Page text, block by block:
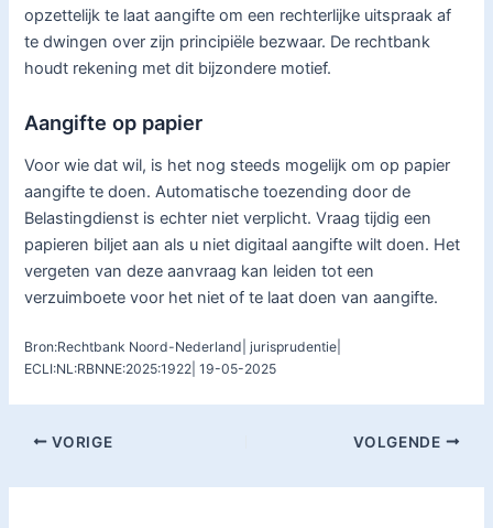
opzettelijk te laat aangifte om een rechterlijke uitspraak af
te dwingen over zijn principiële bezwaar. De rechtbank
houdt rekening met dit bijzondere motief.
Aangifte op papier
Voor wie dat wil, is het nog steeds mogelijk om op papier
aangifte te doen. Automatische toezending door de
Belastingdienst is echter niet verplicht. Vraag tijdig een
papieren biljet aan als u niet digitaal aangifte wilt doen. Het
vergeten van deze aanvraag kan leiden tot een
verzuimboete voor het niet of te laat doen van aangifte.
Bron:Rechtbank Noord-Nederland| jurisprudentie|
ECLI:NL:RBNNE:2025:1922| 19-05-2025
VORIGE VOLGENDE